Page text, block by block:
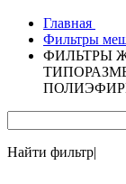
Главная
Фильтры
ФИЛЬТРЫ
Найти фильтр|